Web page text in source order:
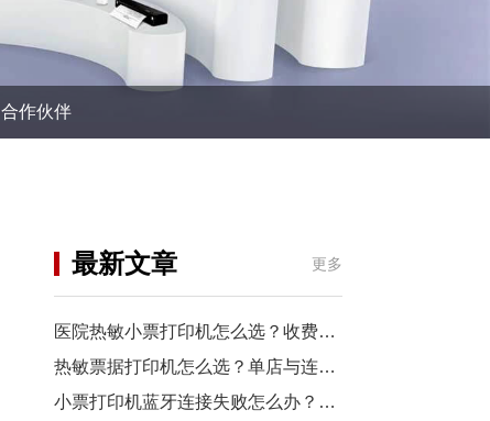
问题反馈&建议 汉印人文
公司动态
3D打印
合作伙伴
最新文章 更多
医院热敏小票打印机怎么选？收费窗口、药房以及诊室选型指南
热敏票据打印机怎么选？单店与连锁门店选型对比
小票打印机蓝牙连接失败怎么办？从配对到断连7步排查